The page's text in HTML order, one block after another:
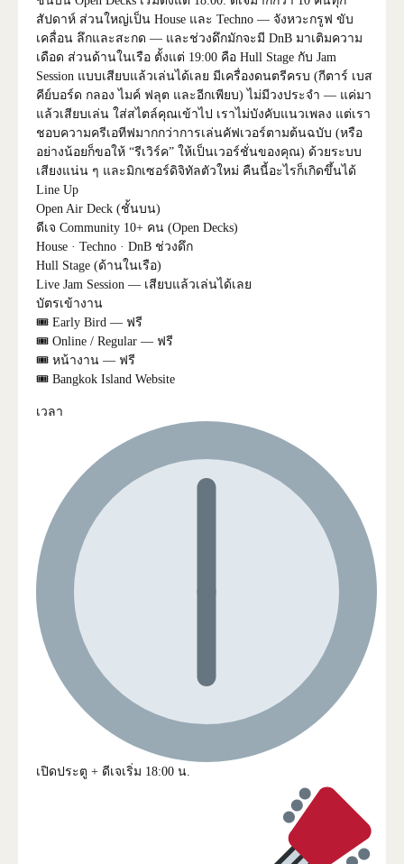
สัปดาห์ ส่วนใหญ่เป็น House และ Techno — จังหวะกรูฟ ขับ
เคลื่อน ลึกและสะกด — และช่วงดึกมักจะมี DnB มาเติมความ
เดือด ส่วนด้านในเรือ ตั้งแต่ 19:00 คือ Hull Stage กับ Jam
Session แบบเสียบแล้วเล่นได้เลย มีเครื่องดนตรีครบ (กีตาร์ เบส
คีย์บอร์ด กลอง ไมค์ ฟลุต และอีกเพียบ) ไม่มีวงประจำ — แค่มา
แล้วเสียบเล่น ใส่สไตล์คุณเข้าไป เราไม่บังคับแนวเพลง แต่เรา
ชอบความครีเอทีฟมากกว่าการเล่นคัฟเวอร์ตามต้นฉบับ (หรือ
อย่างน้อยก็ขอให้ “รีเวิร์ค” ให้เป็นเวอร์ชั่นของคุณ) ด้วยระบบ
เสียงแน่น ๆ และมิกเซอร์ดิจิทัลตัวใหม่ คืนนี้อะไรก็เกิดขึ้นได้
Line Up
Open Air Deck (ชั้นบน)
ดีเจ Community 10+ คน (Open Decks)
House · Techno · DnB ช่วงดึก
Hull Stage (ด้านในเรือ)
Live Jam Session — เสียบแล้วเล่นได้เลย
บัตรเข้างาน
🎟 Early Bird — ฟรี
🎟 Online / Regular — ฟรี
🎟 หน้างาน — ฟรี
🎟 Bangkok Island Website
เวลา
เปิดประตู + ดีเจเริ่ม 18:00 น.